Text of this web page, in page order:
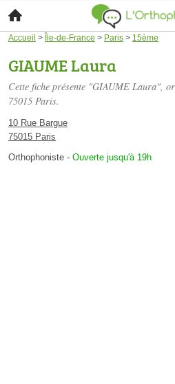
Accueil > Île-de-France > Paris > 15ème
GIAUME Laura
Cette fiche présente "GIAUME Laura",
75015 Paris.
10 Rue Bargue
75015 Paris
Orthophoniste - Ouverte jusqu'à 19h